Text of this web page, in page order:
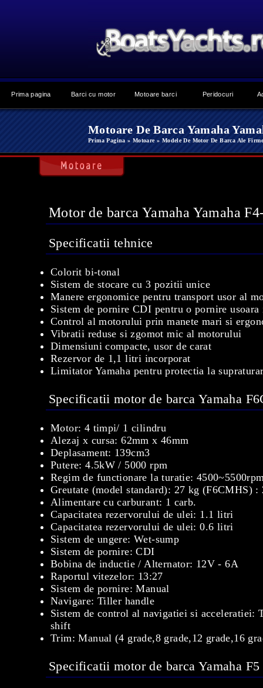
Prima pagina Barci cu motor Motoare barci Peridocuri
Motoare De Barca Yamaha
Prima Pagina » Motoare » Modele De Motor De Barca Ale
Motor de barca Yamaha Yamaha
Specificatii tehnice
Colorit bi-tonal
Sistem de stocare cu 3 pozitii unice
Manere ergonomice pentru transport usor al
Sistem de pornire CDI pentru o pornire
Control al motorului prin manete mari si
Vibratii reduse si zgomot mic al motorului
Dimensiuni compacte, usor de carat
Rezervor de 1,1 litri incorporat
Limitator Yamaha pentru protectia la
Specificatii motor de barca Yamaha
Motor: 4 timpi/ 1 cilindru
Alezaj x cursa: 62mm x 46mm
Deplasament: 139cm3
Putere: 4.5kW / 5000 rpm
Regim de functionare la turatie:
Greutate (model standard): 27 kg (F6CMHS)
Alimentare cu carburant: 1 carb.
Capacitatea rezervorului de ulei: 1.1 litri
Capacitatea rezervorului de ulei: 0.6 litri
Sistem de ungere: Wet-sump
Sistem de pornire: CDI
Bobina de inductie / Alternator: 12V - 6A
Raportul vitezelor: 13:27
Sistem de pornire: Manual
Navigare: Tiller handle
Sistem de control al navigatiei si acceleratiei:
shift
Trim: Manual (4 grade,8 grade,12 grade,16
Specificatii motor de barca Yamaha F5